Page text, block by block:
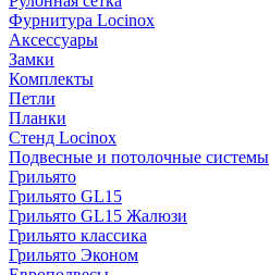
Фурнитура Locinox
Аксессуары
Замки
Комплекты
Петли
Планки
Стенд Locinox
Подвесные и потолочные системы
Грильято
Грильято GL15
Грильято GL15 Жалюзи
Грильято классика
Грильято Эконом